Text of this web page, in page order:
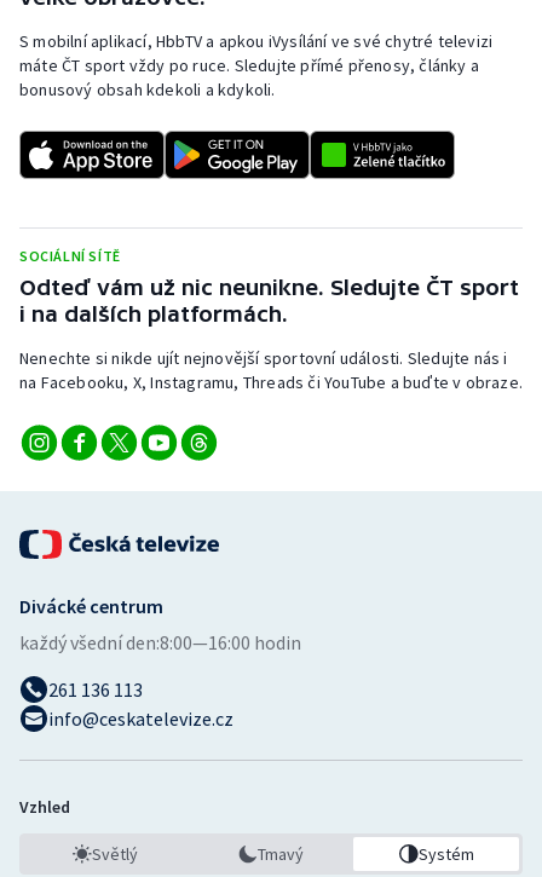
Ragby
Rychlostní kanoistika
Short track
Sportovní střelba
Stolní tenis
Veslování
Vodní slalom
Ostatní
S mobilní aplikací, HbbTV a apkou iVysílání ve své chytré televizi
máte ČT sport vždy po ruce. Sledujte přímé přenosy, články a
bonusový obsah kdekoli a kdykoli.
SOCIÁLNÍ SÍTĚ
Odteď vám už nic neunikne. Sledujte ČT sport
i na dalších platformách.
Nenechte si nikde ujít nejnovější sportovní události. Sledujte nás i
na Facebooku, X, Instagramu, Threads či YouTube a buďte v obraze.
Divácké centrum
každý všední den:8:00—16:00 hodin
261 136 113
info@ceskatelevize.cz
Vzhled
Světlý Tmavý Systém